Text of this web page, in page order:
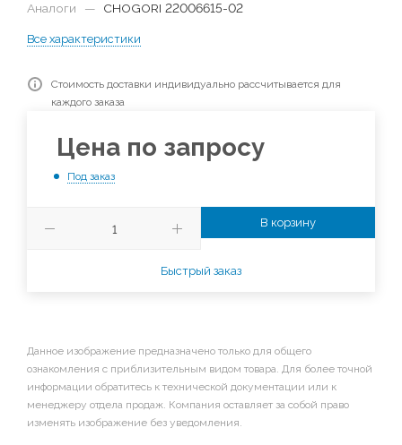
Аналоги
— CHOGORI 22006615-02
Все характеристики
Стоимость доставки индивидуально рассчитывается для
каждого заказа
Цена по запросу
Под заказ
В корзину
Быстрый заказ
Данное изображение предназначено только для общего
ознакомления с приблизительным видом товара. Для более точной
информации обратитесь к технической документации или к
менеджеру отдела продаж. Компания оставляет за собой право
изменять изображение без уведомления.